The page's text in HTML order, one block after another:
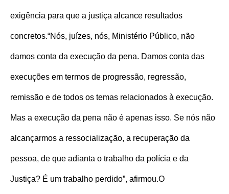
exigência para que a justiça alcance resultados
concretos.“Nós, juízes, nós, Ministério Público, não
damos conta da execução da pena. Damos conta das
execuções em termos de progressão, regressão,
remissão e de todos os temas relacionados à execução.
Mas a execução da pena não é apenas isso. Se nós não
alcançarmos a ressocialização, a recuperação da
pessoa, de que adianta o trabalho da polícia e da
Justiça? É um trabalho perdido”, afirmou.O